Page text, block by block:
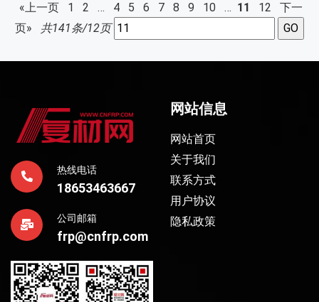
«上一页 1 2 … 4 5 6 7 8 9 10 … 11 12
下一
页»
共141条/12页
热线电话
18653463667
公司邮箱
frp@cnfrp.com
网站信息
网站首页
关于我们
联系方式
用户协议
隐私政策